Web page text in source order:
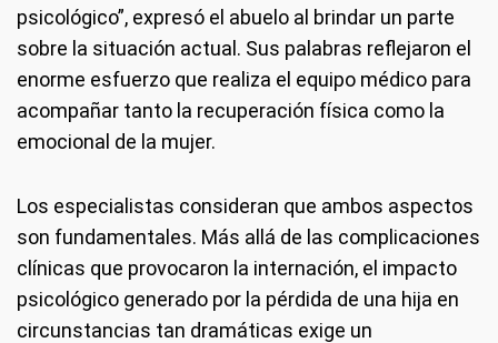
psicológico”, expresó el abuelo al brindar un parte
sobre la situación actual. Sus palabras reflejaron el
enorme esfuerzo que realiza el equipo médico para
acompañar tanto la recuperación física como la
emocional de la mujer.
Los especialistas consideran que ambos aspectos
son fundamentales. Más allá de las complicaciones
clínicas que provocaron la internación, el impacto
psicológico generado por la pérdida de una hija en
circunstancias tan dramáticas exige un